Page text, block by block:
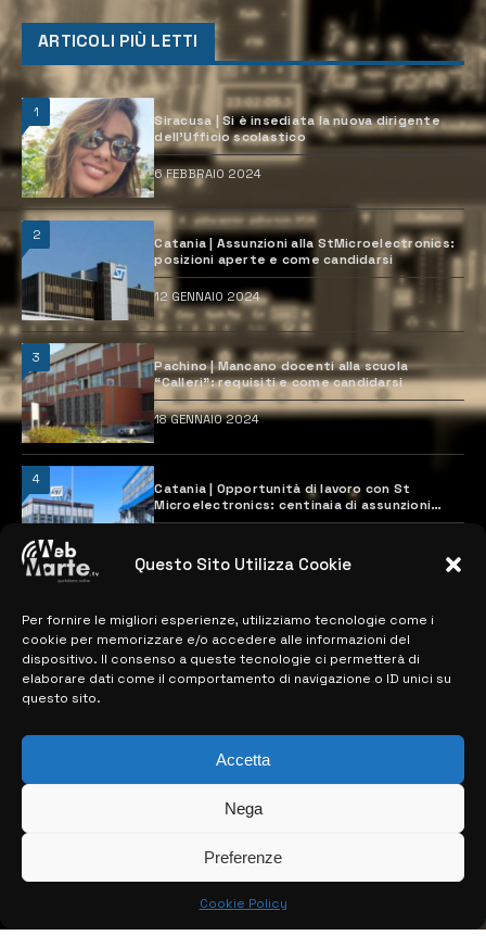
Questo Sito Utilizza Cookie
Per fornire le migliori esperienze, utilizziamo tecnologie come i
cookie per memorizzare e/o accedere alle informazioni del
dispositivo. Il consenso a queste tecnologie ci permetterà di
elaborare dati come il comportamento di navigazione o ID unici su
questo sito.
Accetta
Nega
Preferenze
Cookie Policy
ARTICOLI PIÙ LETTI
1
Siracusa | Si è insediata la nuova dirigente
dell’Ufficio scolastico
6 FEBBRAIO 2024
2
Catania | Assunzioni alla StMicroelectronics:
posizioni aperte e come candidarsi
12 GENNAIO 2024
3
Pachino | Mancano docenti alla scuola
“Calleri”: requisiti e come candidarsi
18 GENNAIO 2024
4
Catania | Opportunità di lavoro con St
Microelectronics: centinaia di assunzioni
previste
MAPPA DEL SITO
> NOTIZIE